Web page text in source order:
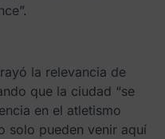
la relevancia de
que la ciudad “se
en el atletismo
solo pueden venir aquí